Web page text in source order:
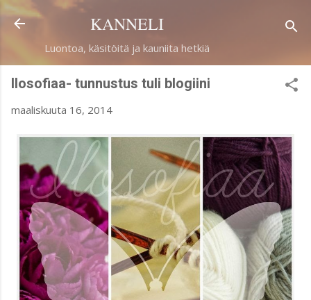
Siirry pääsisältöön
KANNELI
Luontoa, käsitöitä ja kauniita hetkiä
Ilosofiaa- tunnustus tuli blogiini
maaliskuuta 16, 2014